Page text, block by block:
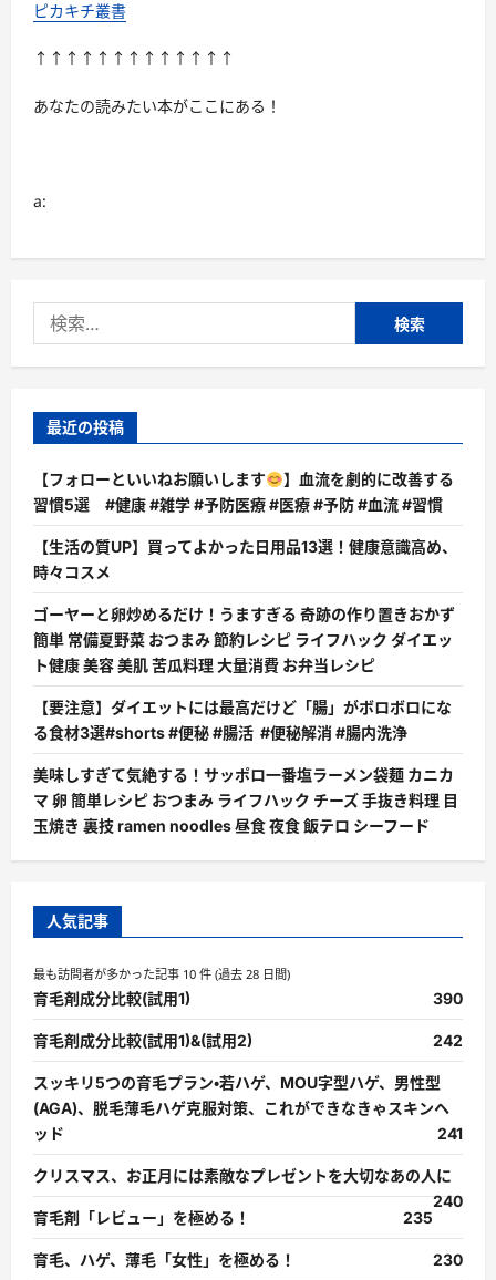
ピカキチ叢書
↑↑↑↑↑↑↑↑↑↑↑↑↑
あなたの読みたい本がここにある！
a:
索:
最近の投稿
【フォローといいねお願いします
】血流を劇的に改善する
習慣5選 #健康 #雑学 #予防医療 #医療 #予防 #血流 #習慣
【生活の質UP】買ってよかった日用品13選！健康意識高め、
時々コスメ
ゴーヤーと卵炒めるだけ！うますぎる 奇跡の作り置きおかず
簡単 常備夏野菜 おつまみ 節約レシピ ライフハック ダイエッ
ト健康 美容 美肌 苦瓜料理 大量消費 お弁当レシピ
【要注意】ダイエットには最高だけど「腸」がボロボロにな
る食材3選#shorts #便秘 #腸活 #便秘解消 #腸内洗浄
美味しすぎて気絶する！サッポロ一番塩ラーメン袋麺 カニカ
マ 卵 簡単レシピ おつまみ ライフハック チーズ 手抜き料理 目
玉焼き 裏技 ramen noodles 昼食 夜食 飯テロ シーフード
人気記事
最も訪問者が多かった記事 10 件 (過去 28 日間)
育毛剤成分比較(試用1) 390
育毛剤成分比較(試用1)&(試用2) 242
スッキリ5つの育毛プラン・若ハゲ、MOU字型ハゲ、男性型
(AGA)、脱毛薄毛ハゲ克服対策、これができなきゃスキンヘ
ッド
241
クリスマス、お正月には素敵なプレゼントを大切なあの人に
240
育毛剤「レビュー」を極める！
235
育毛、ハゲ、薄毛「女性」を極める！ 230